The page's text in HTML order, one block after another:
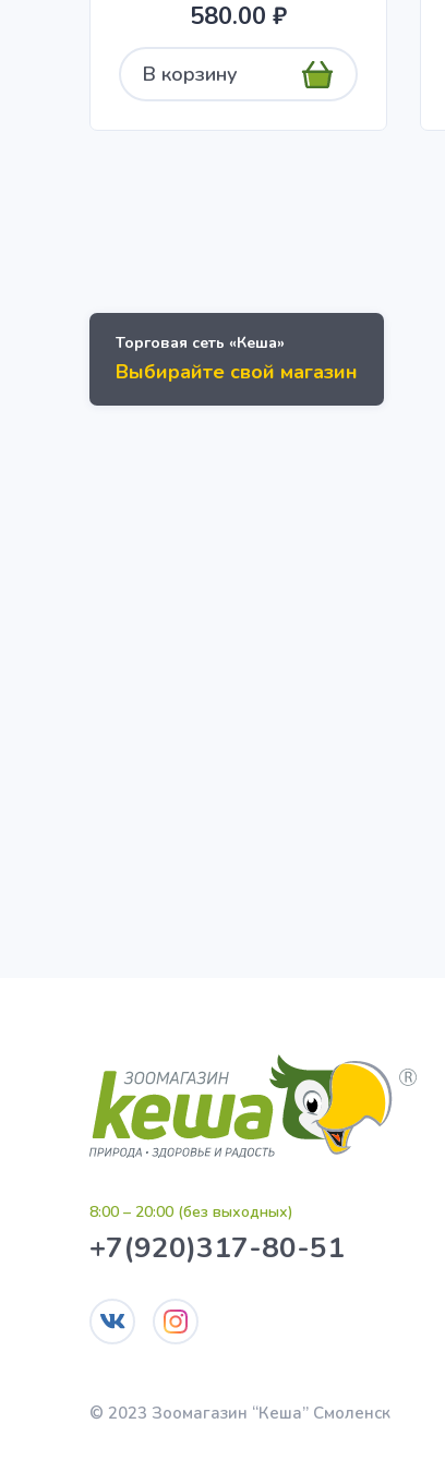
580.00 ₽
В корзину
Торговая сеть «Кеша»
Выбирайте свой магазин
8:00 – 20:00 (без выходных)
+7(920)317-80-51
© 2023 Зоомагазин “Кеша” Смоленск